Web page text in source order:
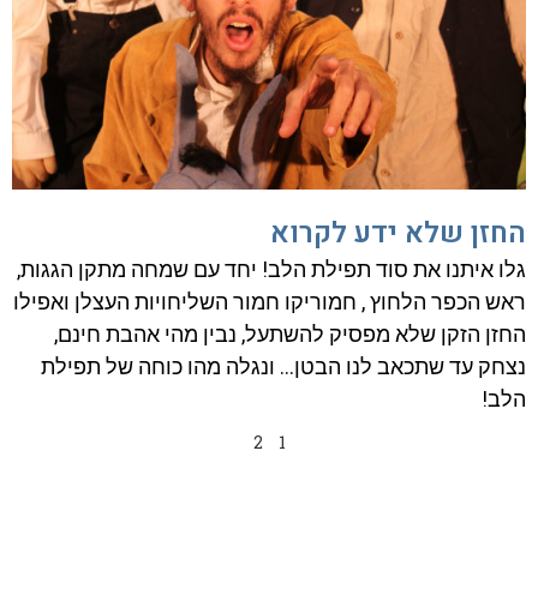
החזן שלא ידע לקרוא
גלו איתנו את סוד תפילת הלב! יחד עם שמחה מתקן הגגות,
ראש הכפר הלחוץ , חמוריקו חמור השליחויות העצלן ואפילו
החזן הזקן שלא מפסיק להשתעל, נבין מהי אהבת חינם,
נצחק עד שתכאב לנו הבטן… ונגלה מהו כוחה של תפילת
הלב!
1
2